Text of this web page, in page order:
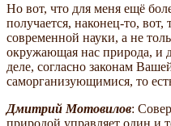
Но вот, что для меня ещё
получается, наконец-то,
современной науки, а не
окружающая нас природа, и
деле, согласно законам
саморганизующимися, то
Дмитрий Мотовилов:
природой управляет один и